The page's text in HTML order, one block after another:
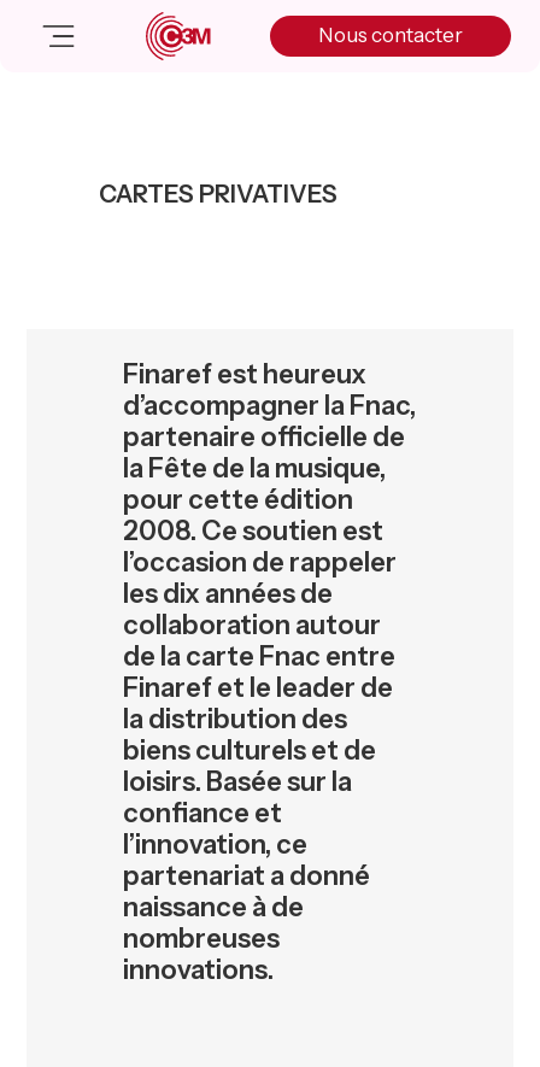
Nous contacter
Salle de presse
Nous contacter
CARTES PRIVATIVES
Finaref est heureux
d’accompagner la Fnac,
partenaire officielle de
la Fête de la musique,
pour cette édition
2008. Ce soutien est
l’occasion de rappeler
les dix années de
collaboration autour
de la carte Fnac entre
Finaref et le leader de
la distribution des
biens culturels et de
loisirs. Basée sur la
confiance et
l’innovation, ce
partenariat a donné
naissance à de
nombreuses
innovations.